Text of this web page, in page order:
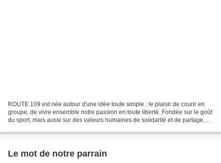
ROUTE 109 est née autour d'une idée toute simple : le plaisir de courir en
groupe, de vivre ensemble notre passion en toute liberté. Fondée sur le goût
du sport, mais aussi sur des valeurs humaines de solidarité et de partage,
Le mot de notre parrain